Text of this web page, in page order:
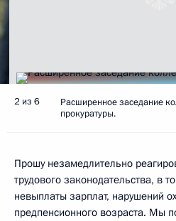
2 из 6
Расширенное заседание
прокуратуры.
Прошу незамедлительно
трудового законодательства, в
невыплаты зарплат, нарушений
предпенсионного возраста. Мы